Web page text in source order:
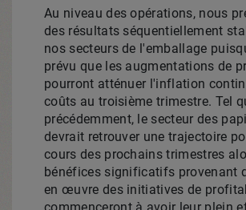
Au niveau des opérations, nous
des résultats séquentiellement
nos secteurs de l'emballage
prévu que les augmentations de
pourront atténuer l'inflation
coûts au troisième trimestre. Tel
précédemment, le secteur des
devrait retrouver une trajectoire
cours des prochains trimestres
bénéfices significatifs provenant
en œuvre des initiatives de